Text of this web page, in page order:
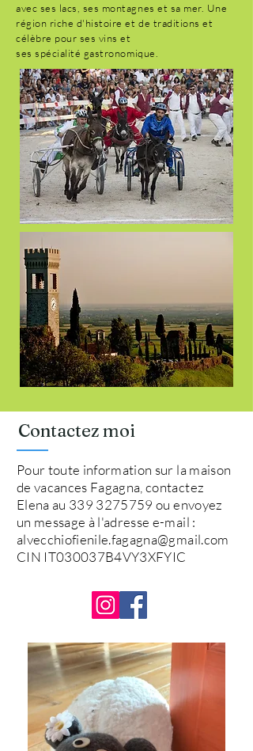
avec ses lacs, ses montagnes et sa mer. Une
région riche d'histoire et de traditions et
célèbre pour ses vins et
sesspécialité gastronomique.
Contactez moi
Pour toute information sur la maison
de vacances Fagagna, contactez
Elena au 339 3275759 ou envoyez
un message à l'adresse e-mail :
alvecchiofienile.fagagna@gmail.com
CIN IT030037B4VY3XFYIC